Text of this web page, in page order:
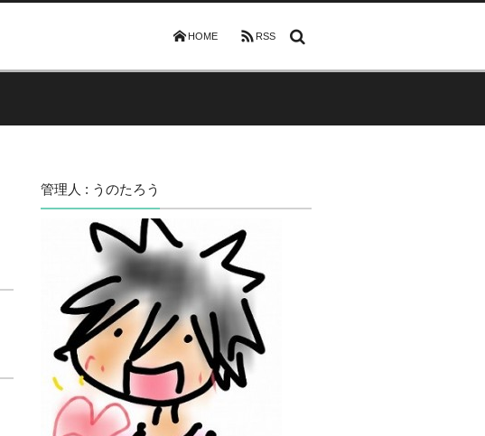
HOME RSS
管理人 : うのたろう